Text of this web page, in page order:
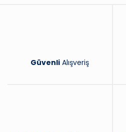
Güvenli Alışveriş